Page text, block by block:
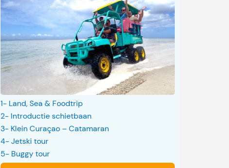
1- Land, Sea & Foodtrip
2- Introductie schietbaan
3- Klein Curaçao – Catamaran
4- Jetski tour
5- Buggy tour